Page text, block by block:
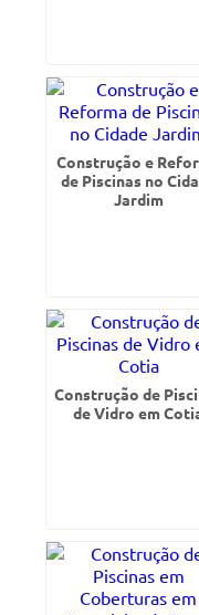
Construção e
de Piscinas no
Jardim
Construção de
de Vidro em